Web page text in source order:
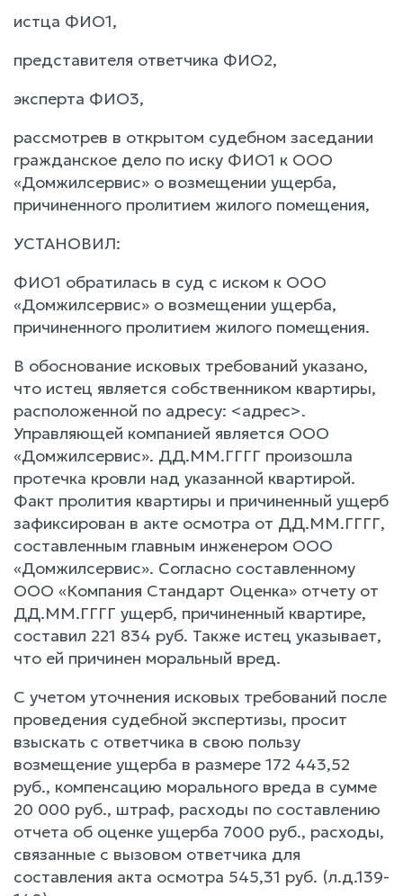
истца ФИО1,
представителя ответчика ФИО2,
эксперта ФИО3,
рассмотрев в открытом судебном заседании
гражданское дело по иску ФИО1 к ООО
«Домжилсервис» о возмещении ущерба,
причиненного пролитием жилого помещения,
УСТАНОВИЛ:
ФИО1 обратилась в суд с иском к ООО
«Домжилсервис» о возмещении ущерба,
причиненного пролитием жилого помещения.
В обоснование исковых требований указано,
что истец является собственником квартиры,
расположенной по адресу: <адрес>.
Управляющей компанией является ООО
«Домжилсервис». ДД.ММ.ГГГГ произошла
протечка кровли над указанной квартирой.
Факт пролития квартиры и причиненный ущерб
зафиксирован в акте осмотра от ДД.ММ.ГГГГ,
составленным главным инженером ООО
«Домжилсервис». Согласно составленному
ООО «Компания Стандарт Оценка» отчету от
ДД.ММ.ГГГГ ущерб, причиненный квартире,
составил 221 834 руб. Также истец указывает,
что ей причинен моральный вред.
С учетом уточнения исковых требований после
проведения судебной экспертизы, просит
взыскать с ответчика в свою пользу
возмещение ущерба в размере 172 443,52
руб., компенсацию морального вреда в сумме
20 000 руб., штраф, расходы по составлению
отчета об оценке ущерба 7000 руб., расходы,
связанные с вызовом ответчика для
составления акта осмотра 545,31 руб. (л.д.139-